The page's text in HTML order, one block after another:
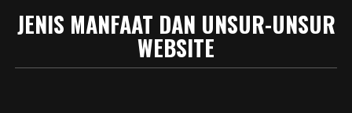
JENIS MANFAAT DAN UNSUR-UNSUR
WEBSITE